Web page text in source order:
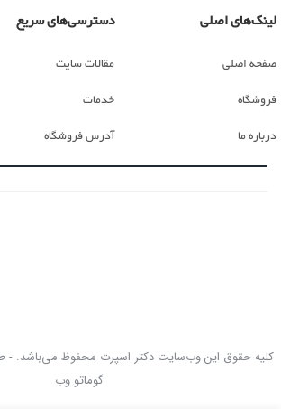
لینک‌های اصلی
صفحه اصلی
فروشگاه
درباره ما
دسترسی‌های سریع
مقالات سایت
خدمات
آدرس فروشگاه
کلیه حقوق این وب‌سایت دکتر اسپرت محفوظ می‌باشد. -
گوماتو وب